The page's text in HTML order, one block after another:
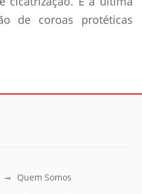
de coroas protéticas
Quem Somos